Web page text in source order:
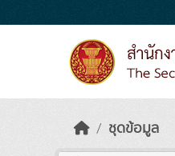
ชุดข้อมูล